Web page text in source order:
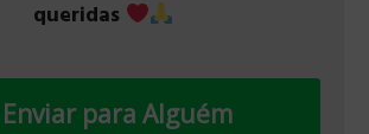
queridas
para Alguém